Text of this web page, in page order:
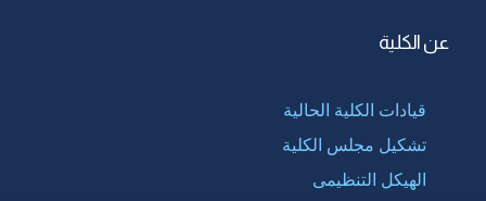
عن الكلية
قيادات الكلية الحالية
تشكيل مجلس الكلية
الهيكل التنظيمى